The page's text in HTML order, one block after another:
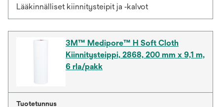
Lääkinnälliset kiinnitysteipit ja ‑kalvot
3M™ Medipore™ H Soft Cloth
Kiinnitysteippi, 2868, 200 mm x 9,1 m,
6 rla/pakk
Tuotetunnus